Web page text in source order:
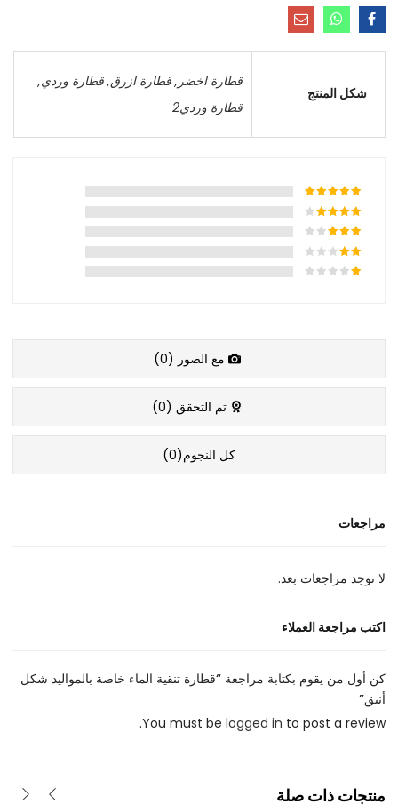
شكل المنتج
قطارة اخضر ,قطارة ازرق,قطارة وردي,
قطارة وردي2
مع الصور (0
)
تم التحقق (0
)
كل النجوم(0
)
مراجعات
لا توجد مراجعات بعد.
اكتب مراجعة العملاء
كن أول من يقوم بكتابة مراجعة “قطارة تنقية الماء خاصة بالمواليد شكل
أنيق”
You must be logged in to post a review.
منتجات ذات صلة